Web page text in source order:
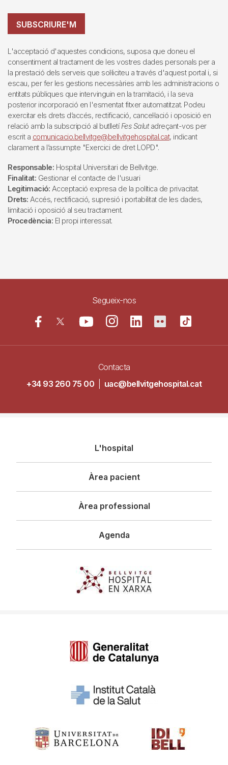
SUBSCRIURE'M
L'acceptació d'aquestes condicions, suposa que doneu el
consentiment al tractament de les vostres dades personals per a
la prestació dels serveis que sol·liciteu a través d'aquest portal i, si
escau, per fer les gestions necessàries amb les administracions o
entitats públiques que intervinguin en la tramitació, i la seva
posterior incorporació en l'esmentat fitxer automatitzat. Podeu
exercitar els drets d’accés, rectificació, cancel·lació i oposició en
relació amb la subscripció al butlletí Fes Salutadreçant-vos per
escrit a comunicacio.bellvitge@bellvitgehospital.cat, indicant
clarament a l’assumpte "Exercici de dret LOPD".
Responsable: Hospital Universitari de Bellvitge.
Finalitat: Gestionar el contacte de l'usuari
Legitimació: Acceptació expresa de la política de privacitat.
Drets: Accés, rectificació, supresió i portabilitat de les dades,
limitació i oposició al seu tractament.
Procedència: El propi interessat.
Segueix-nos
Contacta
+34 93 260 75 00
uac@bellvitgehospital.cat
principal
L'hospital
Àrea pacient
Àrea professional
Agenda